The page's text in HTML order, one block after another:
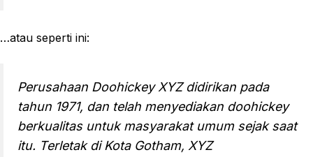
…atau seperti ini:
Perusahaan Doohickey XYZ didirikan pada
tahun 1971, dan telah menyediakan doohickey
berkualitas untuk masyarakat umum sejak saat
itu. Terletak di Kota Gotham, XYZ